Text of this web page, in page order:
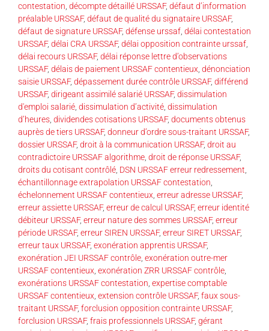
contestation décompte détaillé URSSAF, défaut d’information
préalable URSSAF, défaut de qualité du signataire URSSAF,
défaut de signature URSSAF, défense urssaf délai contestation
URSSAF, délai CRA URSSAF, délai opposition contrainte urssaf
délai recours URSSAF, délai réponse lettre d’observations
URSSAF, délais de paiement URSSAF contentieux dénonciation
saisie URSSAF, dépassement durée contrôle URSSAF, différend
URSSAF, dirigeant assimilé salarié URSSAF, dissimulation
d'emploi salarié dissimulation d’activité dissimulation
d’heures dividendes cotisations URSSAF, documents obtenus
auprès de tiers URSSAF, donneur d’ordre sous-traitant URSSAF,
dossier URSSAF, droit à la communication URSSAF, droit au
contradictoire URSSAF algorithme droit de réponse URSSAF,
droits du cotisant contrôlé DSN URSSAF erreur redressement
échantillonnage extrapolation URSSAF contestation
échelonnement URSSAF contentieux erreur adresse URSSAF,
erreur assiette URSSAF, erreur de calcul URSSAF, erreur identité
débiteur URSSAF, erreur nature des sommes URSSAF, erreur
période URSSAF, erreur SIREN URSSAF, erreur SIRET URSSAF,
erreur taux URSSAF, exonération apprentis URSSAF,
exonération JEI URSSAF contrôle exonération outre-mer
URSSAF contentieux exonération ZRR URSSAF contrôle
exonérations URSSAF contestation expertise comptable
URSSAF contentieux extension contrôle URSSAF, faux sous-
traitant URSSAF, forclusion opposition contrainte URSSAF,
forclusion URSSAF, frais professionnels URSSAF, gérant